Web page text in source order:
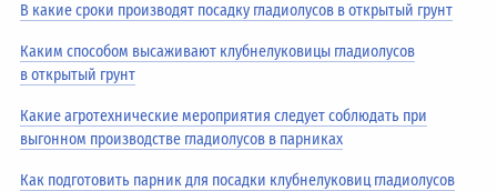
В какие сроки производят посадку гладиолусов в открытый грунт
Каким способом высаживают клубнелуковицы гладиолусов
в открытый грунт
Какие агротехнические мероприятия следует соблюдать при
выгонном производстве гладиолусов в парниках
Как подготовить парник для посадки клубнелуковиц гладиолусов